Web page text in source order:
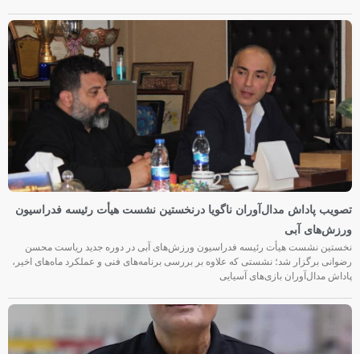
تصویب پاداش مدال‌آوران ناگویا درنخستین نشست هیأت رئیسه فدراسیون
ورزش‌های آبی
نخستین نشست هیأت رئیسه فدراسیون ورزش‌های آبی در دوره جدید ریاست محسن
رضوانی برگزار شد؛ نشستی که علاوه بر بررسی برنامه‌های فنی و عملکرد ماه‌های اخیر،
پاداش مدال‌آوران بازی‌های آسیایی